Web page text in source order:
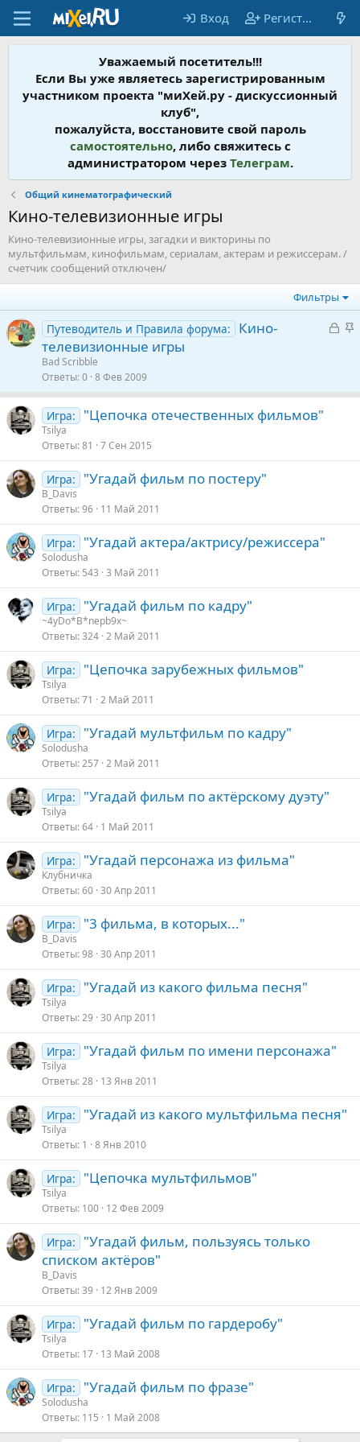
Вход Регистрация
Уважаемый посетитель!!!
Если Вы уже являетесь зарегистрированным
участником проекта "миХей.ру - дискусcионный
клуб",
пожалуйста, восстановите свой пароль
самостоятельно, либо свяжитесь с
администратором через Телеграм.
Общий кинематографический
Кино-телевизионные игры
Кино-телевизионные игры, загадки и викторины по
мультфильмам, кинофильмам, сериалам, актерам и режиссерам. /
счетчик сообщений отключен/
Фильтры
З
ы
З
е
н
Путеводитель и Правила форума:
Кино-
телевизионные игры
Bad Scribble
Ответы 0 8 Фев 2009
Игра: "Цепочка отечественных фильмов"
Tsilya
Ответы 81 7 Сен 2015
Игра: "Угадай фильм по постеру"
B_Davis
Ответы 96 11 Май 2011
Игра: "Угадай актера/актрису/режиcсера"
Solodusha
Ответы 543 3 Май 2011
Игра: "Угадай фильм по кадру"
~4yDo*B*nepb9x~
Ответы 324 2 Май 2011
Игра: "Цепочка зарубежных фильмов"
Tsilya
Ответы 71 2 Май 2011
Игра: "Угадай мультфильм по кадру"
Solodusha
Ответы 257 2 Май 2011
Игра: "Угадай фильм по актёрскому дуэту"
Tsilya
Ответы 64 1 Май 2011
Игра: "Угадай персонажа из фильма"
Клубничка
Ответы 60 30 Апр 2011
Игра: "3 фильма, в которых..."
B_Davis
Ответы 98 30 Апр 2011
Игра: "Угадай из какого фильма песня"
Tsilya
Ответы 29 30 Апр 2011
Игра: "Угадай фильм по имени персонажа"
Tsilya
Ответы 28 13 Янв 2011
Игра: "Угадай из какого мультфильма песня"
Tsilya
Ответы 1 8 Янв 2010
Игра: "Цепочка мультфильмов"
Tsilya
Ответы 100 12 Фев 2009
Игра:
"Угадай фильм, пользуясь только
списком актёров"
B_Davis
Ответы 39 12 Янв 2009
Игра: "Угадай фильм по гардеробу"
Tsilya
Ответы 17 13 Май 2008
Игра: "Угадай фильм по фразе"
Solodusha
Ответы 115 1 Май 2008